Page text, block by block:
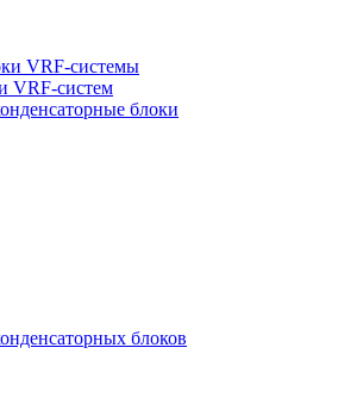
VRF-cистемы
VRF-cистем
блоки
блоков